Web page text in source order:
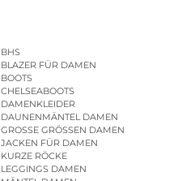
BHS
BLAZER FÜR DAMEN
BOOTS
CHELSEABOOTS
DAMENKLEIDER
DAUNENMÄNTEL DAMEN
GROSSE GRÖSSEN DAMEN
JACKEN FÜR DAMEN
KURZE RÖCKE
LEGGINGS DAMEN